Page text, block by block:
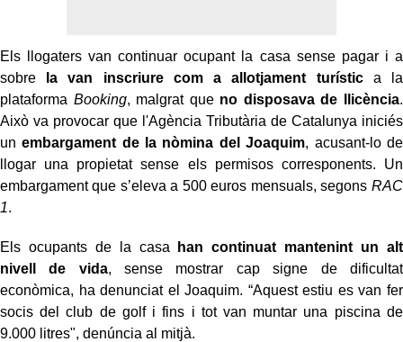
Els llogaters van continuar ocupant la casa sense pagar i a
sobre
la van inscriure com a allotjament turística la
plataforma Booking, malgrat que no disposava de llicència.
Això va provocar que l'Agència Tributària de Catalunya iniciés
unembargament de la nòmina del Joaquim, acusant-lo de
llogar una propietat sense els permisos corresponents. Un
embargament que s’eleva a 500 euros mensuals, segons RAC
1.
Els ocupants de la casa
han continuat mantenint un alt
nivell de vida, sense mostrar cap signe de dificultat
econòmica, ha denunciat el Joaquim. “Aquest estiu es van fer
socis del club de golf i fins i tot van muntar una piscina de
9.000 litres", denúncia al mitjà.